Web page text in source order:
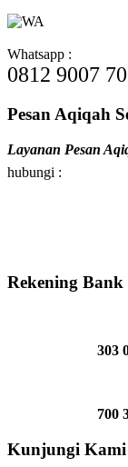
Whatsapp :
0812 9007
Pesan Aqiqah
Layanan Pesan
hubungi :
Rekening Bank
303
700
Kunjungi